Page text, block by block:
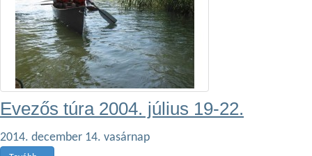
Evezős túra 2004. július 19-22.
2014. december 14. vasárnap